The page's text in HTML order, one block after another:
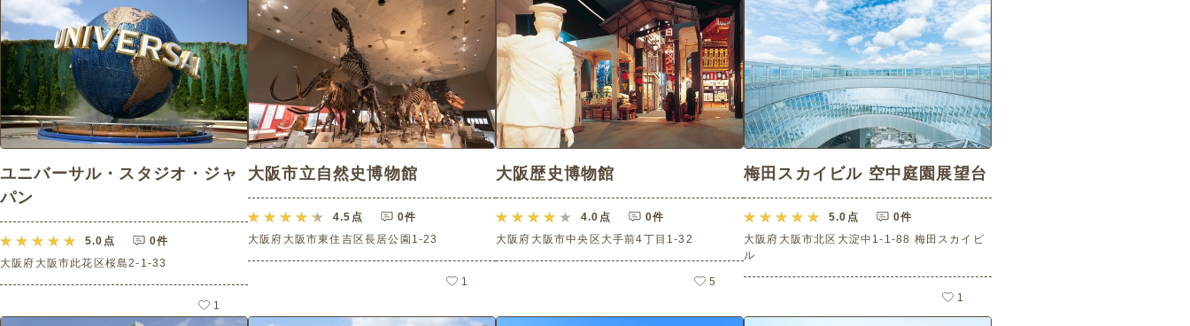
ユニバーサル・スタジオ・ジャ
パン
5.0 点
0件
大阪府大阪市此花区桜島2-1-33
1
大阪市立自然史博物館
4.5 点
0件
大阪府大阪市東住吉区長居公園1-23
1
大阪歴史博物館
4.0 点
0件
大阪府大阪市中央区大手前4丁目1-32
5
梅田スカイビル 空中庭園展望台
5.0 点
0件
大阪府大阪市北区大淀中1-1-88 梅田スカイビ
ル
1